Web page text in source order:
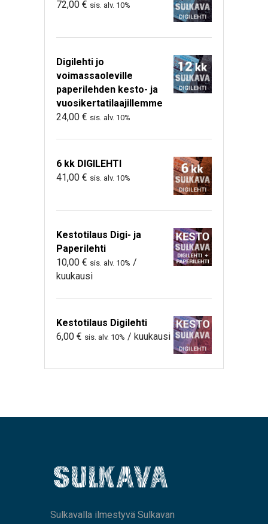
72,00 € sis. alv. 10%
Digilehti jo
voimassaoleville
paperilehden kesto- ja
vuosikertatilaajillemme
24,00 € sis. alv. 10%
6 kk DIGILEHTI
41,00 € sis. alv. 10%
Kestotilaus Digi- ja
Paperilehti
10,00 € sis. alv. 10% /
kuukausi
Kestotilaus Digilehti
6,00 € sis. alv. 10% / kuukausi
Sulkavalla ilmestyvä Sulkavan